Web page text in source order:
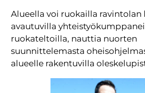
Alueella voi ruokailla ravintolan
avautuvilla
ruokateltoilla, nauttia nuorten
suunnittelemasta
alueelle rakentuvilla